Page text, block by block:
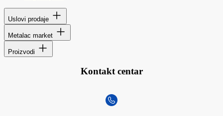
Uslovi prodaje
Metalac market
Proizvodi
Kontakt centar